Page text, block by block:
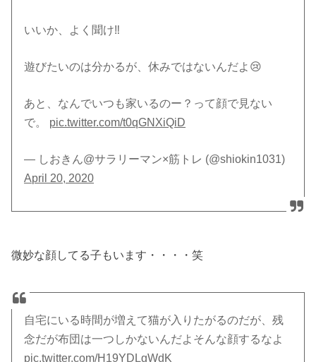
いいか、よく聞け‼️
遊びたいのは分かるが、休みではないんだよ😢
あと、なんでいつも家いるのー？って顔で見ない
で。 pic.twitter.com/t0qGNXiQiD
— しおきん@サラリーマン×筋トレ (@shiokin1031)
April 20, 2020
微妙な顔してる子もいます・・・・笑
自宅にいる時間が増えて猫が入りたがるのだが、残
念だが布団は一つしかないんだよそんな顔するなよ
pic.twitter.com/H19YDLgWdK